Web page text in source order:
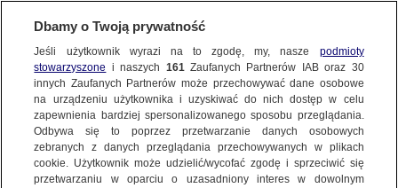
NAJNOWSZE
ZOBACZ FAKTY
Dzień dobry!
Jedno konto do wszystkich usług
Dbamy o Twoją prywatność
Jeśli użytkownik wyrazi na to zgodę, my, nasze podmioty
stowarzyszone i naszych 161Zaufanych Partnerów IAB oraz 30
innych Zaufanych Partnerów może przechowywać dane osobowe
na urządzeniu użytkownika i uzyskiwać do nich dostęp w celu
zapewnienia bardziej spersonalizowanego sposobu przeglądania.
Odbywa się to poprzez przetwarzanie danych osobowych
zebranych z danych przeglądania przechowywanych w plikach
cookie. Użytkownik może udzielić/wycofać zgodę i sprzeciwić się
przetwarzaniu w oparciu o uzasadniony interes w dowolnym